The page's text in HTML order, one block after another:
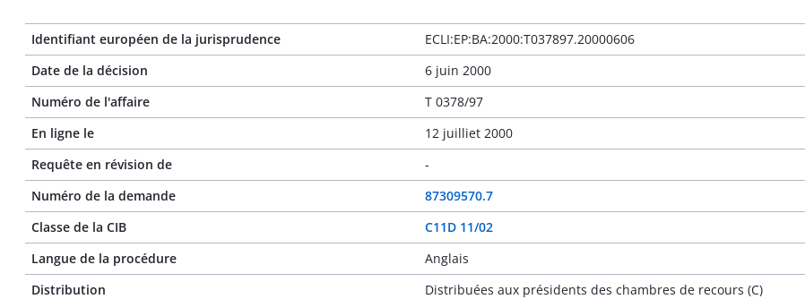
Identifiant européen de la jurisprudence
ECLI:EP:BA:2000:T037897.20000606
Date de la décision
6 juin 2000
Numéro de l'affaire
T 0378/97
En ligne le
12 juilliet 2000
Requête en révision de
-
Numéro de la demande
87309570.7
Classe de la CIB
C11D 11/02
Langue de la procédure
Anglais
Distribution
Distribuées aux présidents des chambres de recours (C)